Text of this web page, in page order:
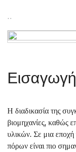
Η διαδικασία της
βιομηχανίες, καθώς
υλικών. Σε μια
πόρων είναι πιο